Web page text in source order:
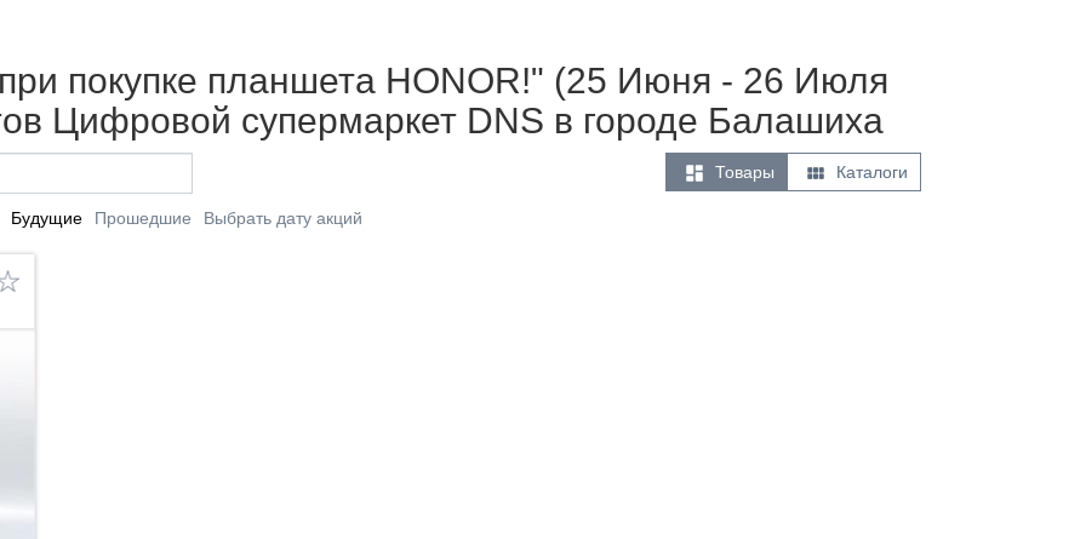
покупке планшета HONOR!" (25 Июня - 26 Июля
Цифровой супермаркет DNS в городе Балашиха
 Товары  Каталоги
Будущие Прошедшие Выбрать дату акций